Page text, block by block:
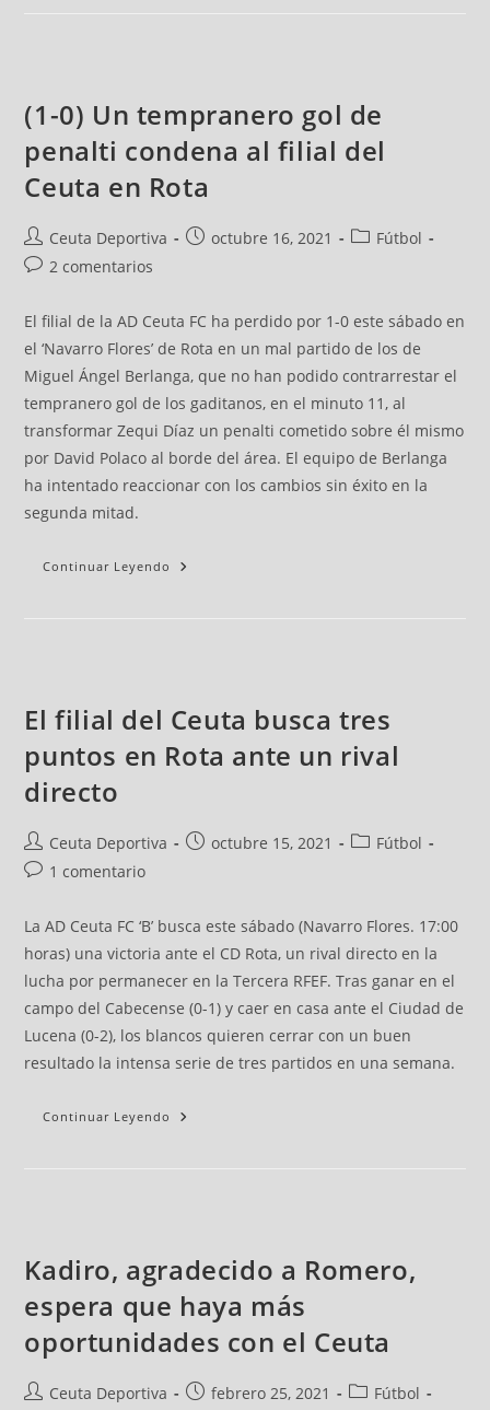
(1-0) Un tempranero gol de
penalti condena al filial del
Ceuta en Rota
Ceuta Deportiva octubre 16, 2021
Fútbol
2 comentarios
El filial de la AD Ceuta FC ha perdido por 1-0 este sábado en
el ‘Navarro Flores’ de Rota en un mal partido de los de
Miguel Ángel Berlanga, que no han podido contrarrestar el
tempranero gol de los gaditanos, en el minuto 11, al
transformar Zequi Díaz un penalti cometido sobre él mismo
por David Polaco al borde del área. El equipo de Berlanga
ha intentado reaccionar con los cambios sin éxito en la
segunda mitad.
Continuar Leyendo
El filial del Ceuta busca tres
puntos en Rota ante un rival
directo
Ceuta Deportiva octubre 15, 2021
Fútbol
1 comentario
La AD Ceuta FC ‘B’ busca este sábado (Navarro Flores. 17:00
horas) una victoria ante el CD Rota, un rival directo en la
lucha por permanecer en la Tercera RFEF. Tras ganar en el
campo del Cabecense (0-1) y caer en casa ante el Ciudad de
Lucena (0-2), los blancos quieren cerrar con un buen
resultado la intensa serie de tres partidos en una semana.
Continuar Leyendo
Kadiro, agradecido a Romero,
espera que haya más
oportunidades con el Ceuta
Ceuta Deportiva febrero 25, 2021
Fútbol